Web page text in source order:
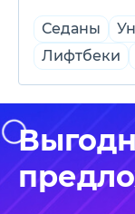
Седаны
Лифтбеки